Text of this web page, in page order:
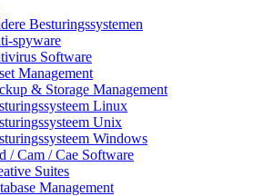
Besturingssystemen
spyware
Software
Management
& Storage Management
Linux
Unix
Windows
/ Cam / Cae Software
Suites
Management